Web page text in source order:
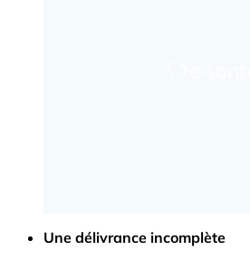
Une délivrance incomplète